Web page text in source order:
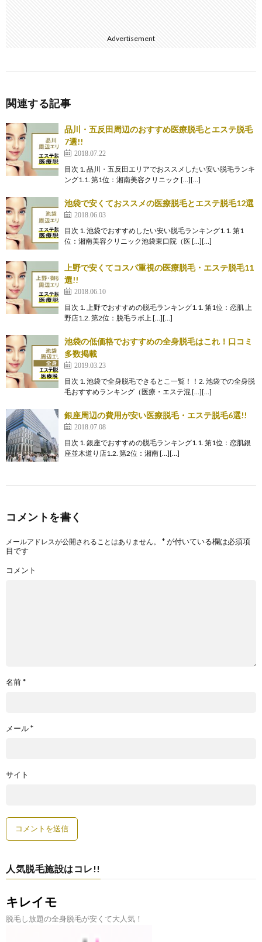
Advertisement
関連する記事
品川・五反田周辺のおすすめ医療脱毛とエステ脱毛
7選!!
2018.07.22
目次 1. 品川・五反田エリアでおススメしたい安い脱毛ランキ
ング1.1. 第1位：湘南美容クリニック […][…]
池袋で安くておススメの医療脱毛とエステ脱毛12選
2018.06.03
目次 1. 池袋でおすすめしたい安い脱毛ランキング1.1. 第1
位：湘南美容クリニック池袋東口院（医 […][…]
上野で安くてコスパ重視の医療脱毛・エステ脱毛11
選!!
2018.06.10
目次 1. 上野でおすすめの脱毛ランキング1.1. 第1位：恋肌 上
野店1.2. 第2位：脱毛ラボ上 […][…]
池袋の低価格でおすすめの全身脱毛はこれ！口コミ
多数掲載
2019.03.23
目次 1. 池袋で全身脱毛できるとこ一覧！！2. 池袋での全身脱
毛おすすめランキング（医療・エステ混 […][…]
銀座周辺の費用が安い医療脱毛・エステ脱毛6選!!
2018.07.08
目次 1. 銀座でおすすめの脱毛ランキング1.1. 第1位：恋肌銀
座並木道り店1.2. 第2位：湘南 […][…]
コメントを書く
メールアドレスが公開されることはありません。 *が付いている欄は必須項
目です
コメント
名前*
メール*
サイト
人気脱毛施設はコレ!!
キレイモ
脱毛し放題の全身脱毛が安くて大人気！